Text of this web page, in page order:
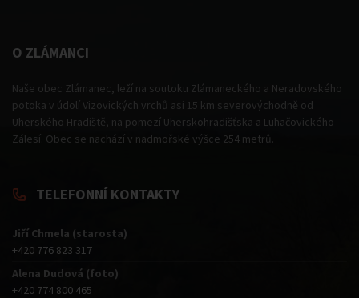
O ZLÁMANCI
Naše obec Zlámanec, leží na soutoku Zlámaneckého a Neradovského
potoka v údolí Vizovických vrchů asi 15 km severovýchodně od
Uherského Hradiště, na pomezí Uherskohradišťska a Luhačovického
Zálesí. Obec se nachází v nadmořské výšce 254 metrů.
TELEFONNÍ KONTAKTY
Jiří Chmela (starosta)
+420 776 823 317
Alena Dudová (foto)
+420 774 800 465